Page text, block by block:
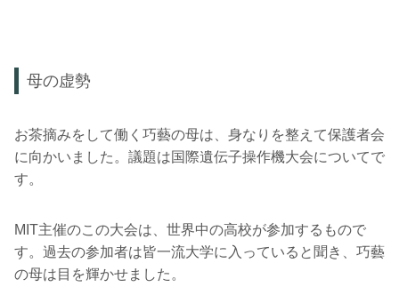
母の虚勢
お茶摘みをして働く巧藝の母は、身なりを整えて保護者会
に向かいました。議題は国際遺伝子操作機大会についてで
す。
MIT主催のこの大会は、世界中の高校が参加するもので
す。過去の参加者は皆一流大学に入っていると聞き、巧藝
の母は目を輝かせました。